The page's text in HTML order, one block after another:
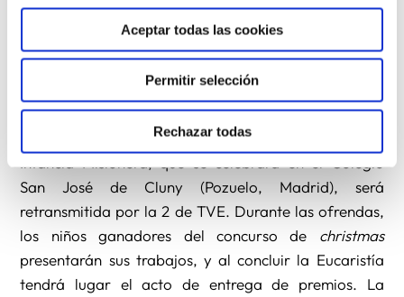
Aceptar todas las cookies
Permitir selección
Rechazar todas
se queda fuera de esta corriente de solidaridad en la
que los niños de todos los países son protagonistas
(como ejemplo Marruecos aportó 6.500 dólares y
El domingo 22 de enero, la Misa de la Jornada de
San José de Cluny (Pozuelo, Madrid), será
retransmitida por la 2 de TVE. Durante las ofrendas,
los niños ganadores del concurso de christmas
presentarán sus trabajos, y al concluir la Eucaristía
tendrá lugar el acto de entrega de premios. La